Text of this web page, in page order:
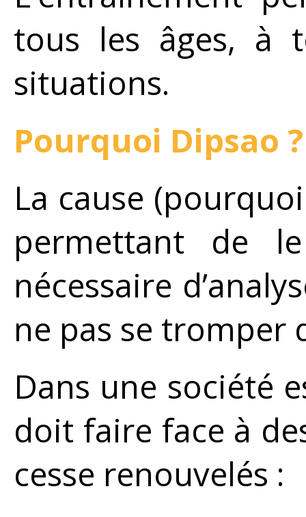
tous les âges, à
situations.
Pourquoi Dipsao ?
La cause
permettant de
nécessaire
ne pas se tromper
Dans une société
doit faire face à
cesse renouvelés :